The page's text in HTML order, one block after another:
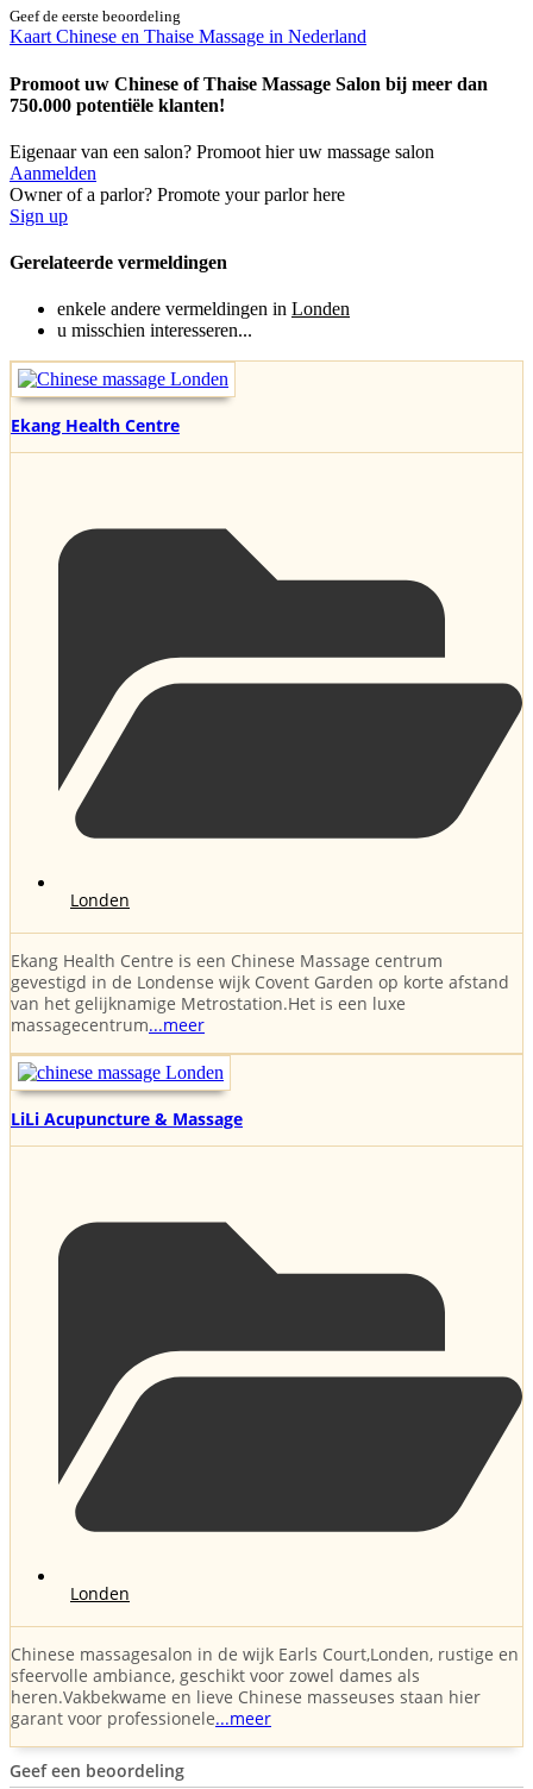
Geef de eerste beoordeling
Kaart Chinese en Thaise Massage in Nederland
Promoot uw Chinese of Thaise Massage Salon bij meer dan
750.000 potentiële klanten!
Eigenaar van een salon? Promoot hier uw massage salon
Aanmelden
Owner of a parlor? Promote your parlor here
Sign up
Gerelateerde vermeldingen
enkele andere vermeldingen in Londen
u misschien interesseren...
Ekang Health Centre
Londen
Ekang Health Centre is een Chinese Massage centrum
gevestigd in de Londense wijk Covent Garden op korte afstand
van het gelijknamige Metrostation.Het is een luxe
massagecentrum...meer
LiLi Acupuncture & Massage
Londen
Chinese massagesalon in de wijk Earls Court,Londen, rustige en
sfeervolle ambiance, geschikt voor zowel dames als
heren.Vakbekwame en lieve Chinese masseuses staan hier
garant voor professionele...meer
Geef een beoordeling